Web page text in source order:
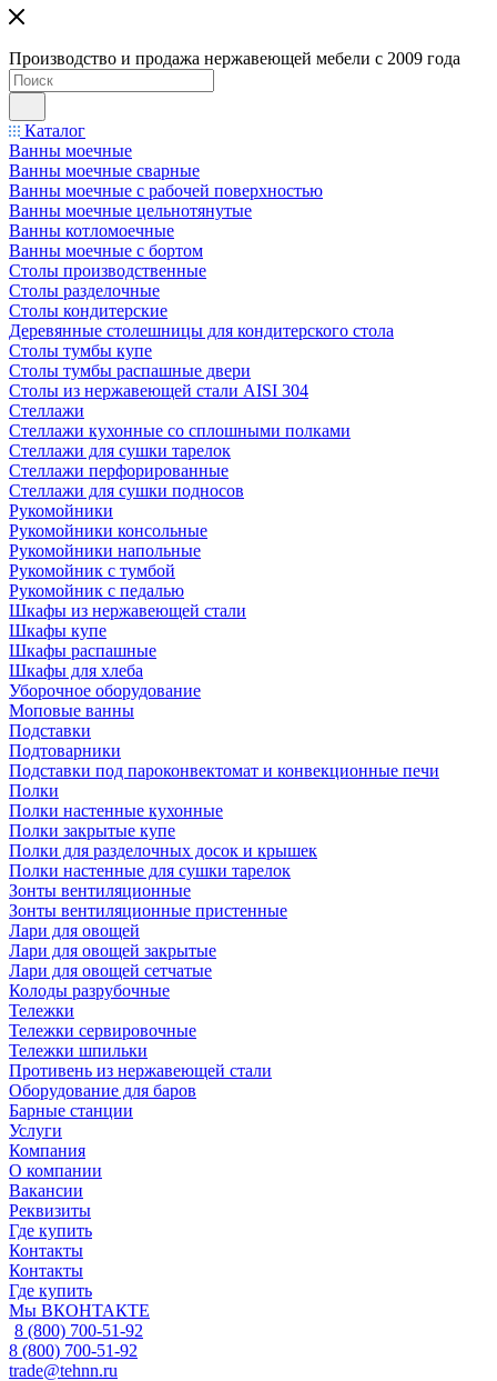
Производство и продажа нержавеющей мебели с 2009 года
Каталог
Ванны моечные
Ванны моечные сварные
Ванны моечные с рабочей поверхностью
Ванны моечные цельнотянутые
Ванны котломоечные
Ванны моечные с бортом
Столы производственные
Столы разделочные
Столы кондитерские
Деревянные столешницы для кондитерского стола
Столы тумбы купе
Столы тумбы распашные двери
Столы из нержавеющей стали AISI 304
Стеллажи
Стеллажи кухонные со сплошными полками
Стеллажи для сушки тарелок
Стеллажи перфорированные
Стеллажи для сушки подносов
Рукомойники
Рукомойники консольные
Рукомойники напольные
Рукомойник с тумбой
Рукомойник с педалью
Шкафы из нержавеющей стали
Шкафы купе
Шкафы распашные
Шкафы для хлеба
Уборочное оборудование
Моповые ванны
Подставки
Подтоварники
Подставки под пароконвектомат и конвекционные печи
Полки
Полки настенные кухонные
Полки закрытые купе
Полки для разделочных досок и крышек
Полки настенные для сушки тарелок
Зонты вентиляционные
Зонты вентиляционные пристенные
Лари для овощей
Лари для овощей закрытые
Лари для овощей сетчатые
Колоды разрубочные
Тележки
Тележки сервировочные
Тележки шпильки
Противень из нержавеющей стали
Оборудование для баров
Барные станции
Услуги
Компания
О компании
Вакансии
Реквизиты
Где купить
Контакты
Контакты
Где купить
Мы ВКОНТАКТЕ
8 (800) 700-51-92
8 (800) 700-51-92
trade@tehnn.ru